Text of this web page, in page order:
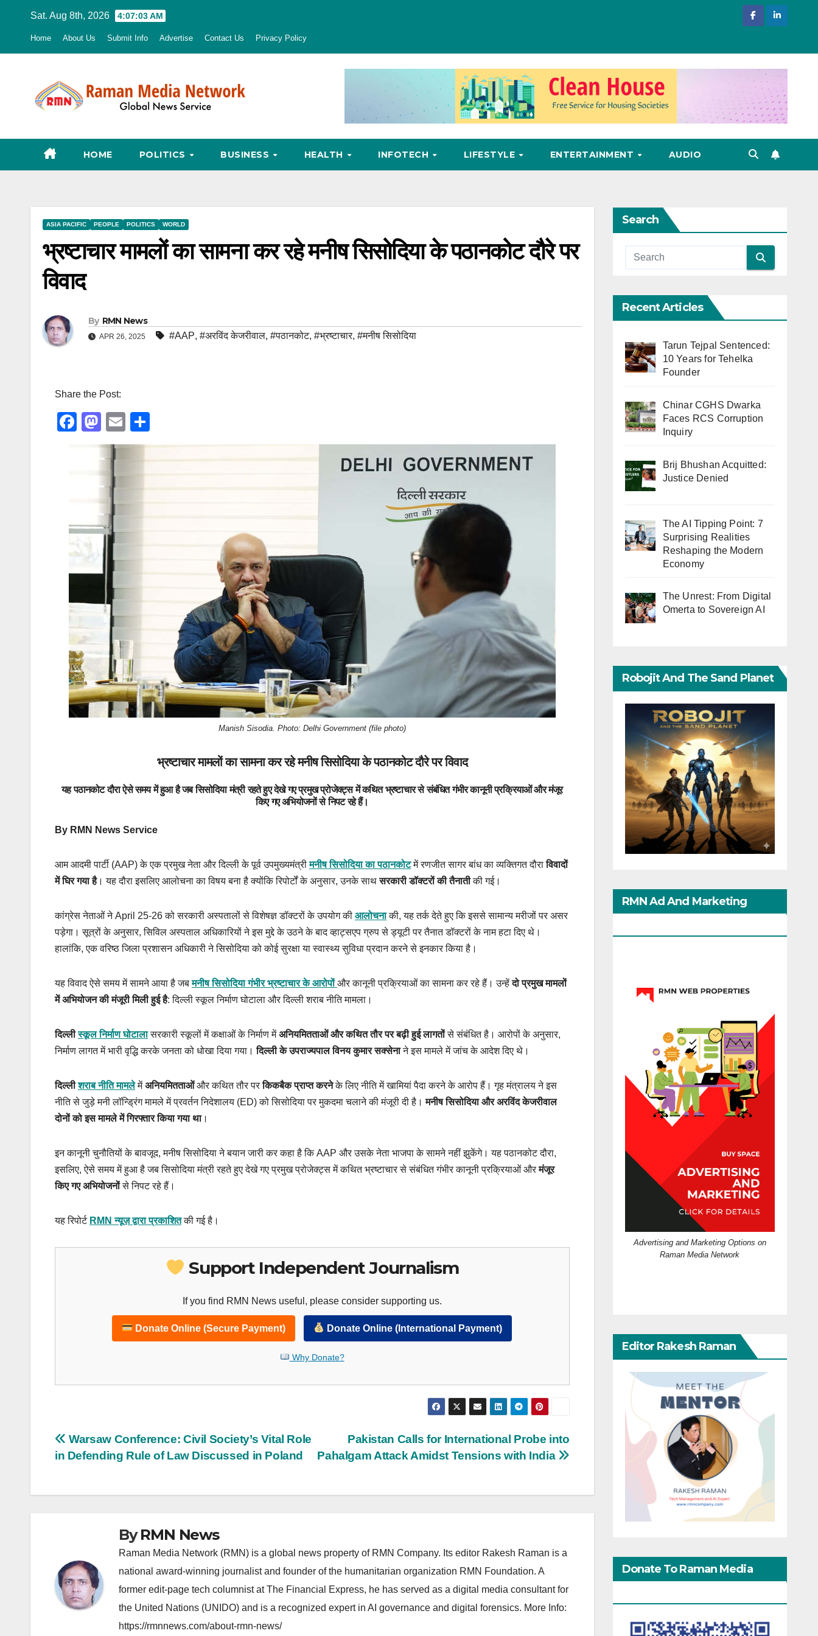
Sat. Aug 8th, 2026 4:07:04 AM
Home About Us Submit Info Advertise Contact Us Privacy Policy
HOME POLITICS BUSINESS HEALTH INFOTECH LIFESTYLE ENTERTAINMENT AUDIO
ASIA PACIFIC PEOPLE POLITICS WORLD
भ्रष्टाचार मामलों का सामना कर रहे मनीष सिसोदिया के पठानकोट दौरे पर
विवाद
By RMN News
APR 26, 2025 #AAP, #अरविंद केजरीवाल, #पठानकोट, #भ्रष्टाचार, #मनीष सिसोदिया
Share the Post:
F
o
o
k
M
a
st
o
d
o
n
E
m
ail
h
ar
Manish Sisodia. Photo: Delhi Government (file photo)
भ्रष्टाचार मामलों का सामना कर रहे मनीष सिसोदिया के पठानकोट दौरे पर विवाद
यह पठानकोट दौरा ऐसे समय में हुआ है जब सिसोदिया मंत्री रहते हुए देखे गए प्रमुख प्रोजेक्ट्स में कथित भ्रष्टाचार से संबंधित गंभीर कानूनी प्रक्रियाओं और मंजूर
किए गए अभियोजनों से निपट रहे हैं।
By RMN News Service
आम आदमी पार्टी (AAP) के एक प्रमुख नेता और दिल्ली के पूर्व उपमुख्यमंत्रीमनीष सिसोदिया का पठानकोटमें रणजीत सागर बांध का व्यक्तिगत दौराविवादों
में घिर गया है। यह दौरा इसलिए आलोचना का विषय बना है क्योंकि रिपोर्टों के अनुसार, उनके साथसरकारी डॉक्टरों की तैनातीकी गई।
कांग्रेस नेताओं ने April 25-26 को सरकारी अस्पतालों से विशेषज्ञ डॉक्टरों के उपयोग की आलोचनाकी, यह तर्क देते हुए कि इससे सामान्य मरीजों पर असर
पड़ेगा। सूत्रों के अनुसार, सिविल अस्पताल अधिकारियों ने इस मुद्दे के उठने के बाद व्हाट्सएप ग्रुप से ड्यूटी पर तैनात डॉक्टरों के नाम हटा दिए थे।
हालांकि, एक वरिष्ठ जिला प्रशासन अधिकारी ने सिसोदिया को कोई सुरक्षा या स्वास्थ्य सुविधा प्रदान करने से इनकार किया है।
यह विवाद ऐसे समय में सामने आया है जबमनीष सिसोदिया गंभीर भ्रष्टाचार के आरोपों और कानूनी प्रक्रियाओं का सामना कर रहे हैं। उन्हेंदो प्रमुख मामलों
में अभियोजन की मंजूरी मिली हुई है: दिल्ली स्कूल निर्माण घोटाला और दिल्ली शराब नीति मामला।
दिल्लीस्कूल निर्माण घोटालासरकारी स्कूलों में कक्षाओं के निर्माण मेंअनियमितताओं और कथित तौर पर बढ़ी हुई लागतोंसे संबंधित है। आरोपों के अनुसार,
निर्माण लागत में भारी वृद्धि करके जनता को धोखा दिया गया।दिल्ली के उपराज्यपाल विनय कुमार सक्सेनाने इस मामले में जांच के आदेश दिए थे।
दिल्लीशराब नीति मामलेमेंअनियमितताओंऔर कथित तौर परकिकबैक प्राप्त करनेके लिए नीति में खामियां पैदा करने के आरोप हैं। गृह मंत्रालय ने इस
नीति से जुड़े मनी लॉन्ड्रिंग मामले में प्रवर्तन निदेशालय (ED) को सिसोदिया पर मुकदमा चलाने की मंजूरी दी है।मनीष सिसोदिया और अरविंद केजरीवाल
दोनों को इस मामले में गिरफ्तार किया गया था।
इन कानूनी चुनौतियों के बावजूद, मनीष सिसोदिया ने बयान जारी कर कहा है कि AAP और उसके नेता भाजपा के सामने नहीं झुकेंगे। यह पठानकोट दौरा,
इसलिए, ऐसे समय में हुआ है जब सिसोदिया मंत्री रहते हुए देखे गए प्रमुख प्रोजेक्ट्स में कथित भ्रष्टाचार से संबंधित गंभीर कानूनी प्रक्रियाओं औरमंजूर
किए गए अभियोजनोंसे निपट रहे हैं।
यह रिपोर्ट RMN न्यूज़ द्वारा प्रकाशितकी गई है।
Support Independent Journalism
If you find RMN News useful, please consider supporting us.
Donate Online (Secure Payment) Donate Online (International Payment)
Why Donate?
Post
navigation
Pakistan Calls for International Probe into
Pahalgam Attack Amidst Tensions with India
Warsaw Conference: Civil Society’s Vital Role
in Defending Rule of Law Discussed in Poland
ByRMN News
Raman Media Network (RMN) is a global news property of RMN Company. Its editor Rakesh Raman is a
national award-winning journalist and founder of the humanitarian organization RMN Foundation. A
former edit-page tech columnist at The Financial Express, he has served as a digital media consultant for
the United Nations (UNIDO) and is a recognized expert in AI governance and digital forensics. More Info:
https://rmnnews.com/about-rmn-news/
Search
Recent Articles
Tarun Tejpal Sentenced:
10 Years for Tehelka
Founder
Chinar CGHS Dwarka
Faces RCS Corruption
Inquiry
Brij Bhushan Acquitted:
Justice Denied
The AI Tipping Point: 7
Surprising Realities
Reshaping the Modern
Economy
The Unrest: From Digital
Omerta to Sovereign AI
Robojit And The Sand Planet
RMN Ad And Marketing
Advertising and Marketing Options on
Raman Media Network
Editor Rakesh Raman
Donate To Raman Media